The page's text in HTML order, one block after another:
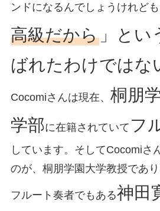
ンドになるんでしょうけれども
高級だから」とい
ばれたわけではな
Cocomiさんは現在、 桐朋
学部に在籍されていて フ
しています。そしてCocomiさ
のが、桐朋学園大学教授であ
フルート奏者でもある神田